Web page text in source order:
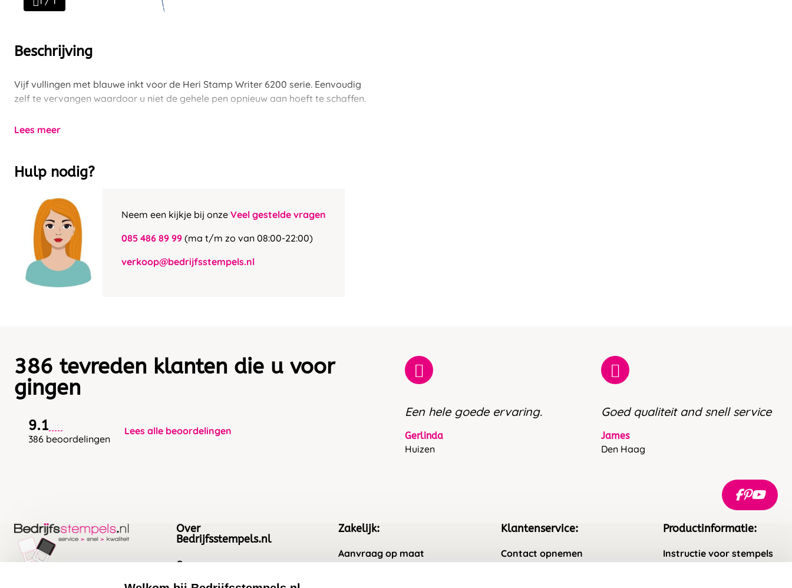
Beschrijving
Vijf vullingen met blauwe inkt voor de Heri Stamp Writer 6200 serie. Eenvoudig
zelf te vervangen waardoor u niet de gehele pen opnieuw aan hoeft te schaffen.
Lees meer
Hulp nodig?
Neem een kijkje bij onze Veel gestelde vragen
085 486 89 99 (ma t/m zo van 08:00-22:00)
verkoop@bedrijfsstempels.nl
386 tevreden klanten die u voor
gingen
9.1
386 beoordelingen
Lees alle beoordelingen
Een hele goede ervaring.
Gerlinda
Huizen
Goed qualiteit and snell service
James
Den Haag
Over
Bedrijfsstempels.nl
Over ons
Bedrijfsgegevens
Zakelijk:
Aanvraag op maat
Klantenservice:
Contact opnemen
Productinformatie:
Instructie voor stempels